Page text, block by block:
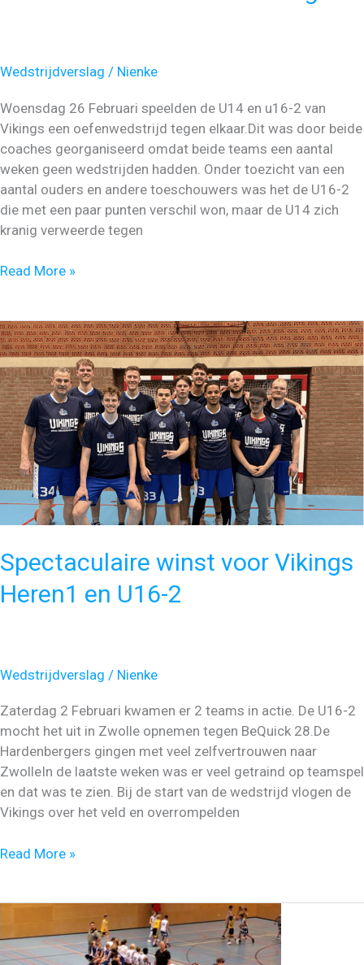
Wedstrijdverslag / Nienke
Woensdag 26 Februari speelden de U14 en u16-2 van
Vikings een oefenwedstrijd tegen elkaar.Dit was door beide
coaches georganiseerd omdat beide teams een aantal
weken geen wedstrijden hadden. Onder toezicht van een
aantal ouders en andere toeschouwers was het de U16-2
die met een paar punten verschil won, maar de U14 zich
kranig verweerde tegen
Succesvolle
Vikings
Read More »
Spectaculaire winst voor Vikings
Heren1 en U16-2
Wedstrijdverslag / Nienke
Zaterdag 2 Februari kwamen er 2 teams in actie. De U16-2
mocht het uit in Zwolle opnemen tegen BeQuick 28.De
Hardenbergers gingen met veel zelfvertrouwen naar
ZwolleIn de laatste weken was er veel getraind op teamspel
en dat was te zien. Bij de start van de wedstrijd vlogen de
Vikings over het veld en overrompelden
Spectaculaire
Heren1
en
Read More »